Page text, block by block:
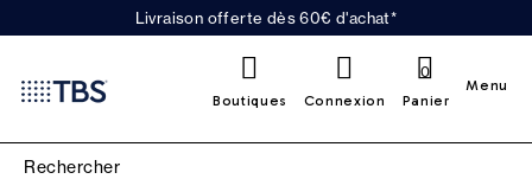
Livraison offerte dès 60€ d'achat*
Boutiques Connexion Panier
0
Menu